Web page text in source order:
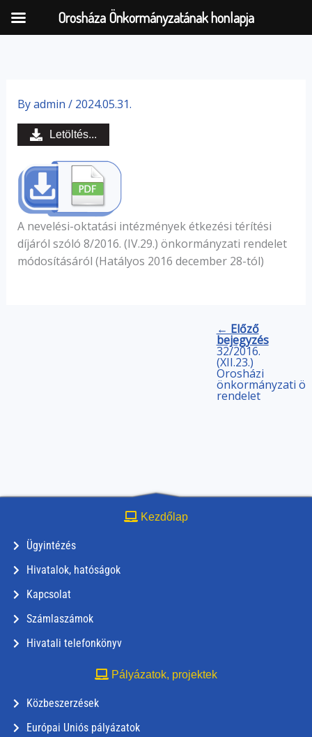
content
Byadmin / 2024.05.31.
A nevelési-oktatási intézmények étkezési térítési
díjáról szóló 8/2016. (IV.29.) önkormányzati rendelet
módosításáról (Hatályos 2016 december 28-tól)
Letöltés...
← Előző
bejegyzés
32/2016.
(XII.23.)
Orosházi
önkormányzati
rendelet
Kezdőlap
Ügyintézés
Hivatalok, hatóságok
Kapcsolat
Számlaszámok
Hivatali telefonkönyv
Pályázatok, projektek
Közbeszerzések
Európai Uniós pályázatok
Orosháza Önkormányzatának honlapja